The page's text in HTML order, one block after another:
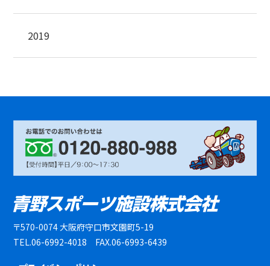
2019
〒570-0074 大阪府守口市文園町5-19
TEL.06-6992-4018 FAX.06-6993-6439